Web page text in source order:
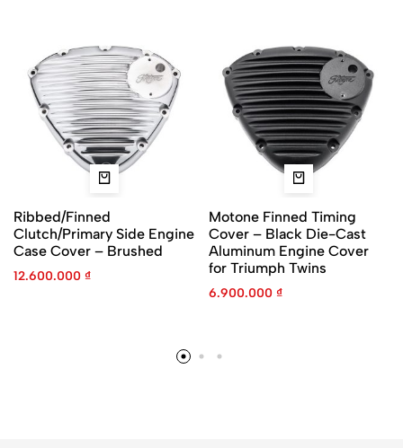
Ribbed/Finned
Clutch/Primary Side Engine
Case Cover – Brushed
12.600.000 ₫
Motone Finned Timing
Cover – Black Die-Cast
Aluminum Engine Cover
for Triumph Twins
6.900.000 ₫